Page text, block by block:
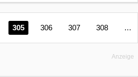
305 306 307 308 …
Anzeige